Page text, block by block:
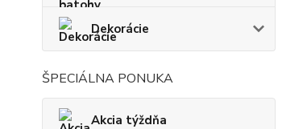
Dekorácie
ŠPECIÁLNA PONUKA
Akcia týždňa